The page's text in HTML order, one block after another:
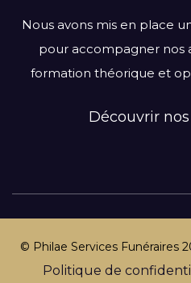
Centre-Val de Loire
Grand Est
Hauts-de-France
Normandie
Nous avons mis en place
pour accompagner nos
formation théorique et
Découvrir
© Philae Services Funéraires
Politique de